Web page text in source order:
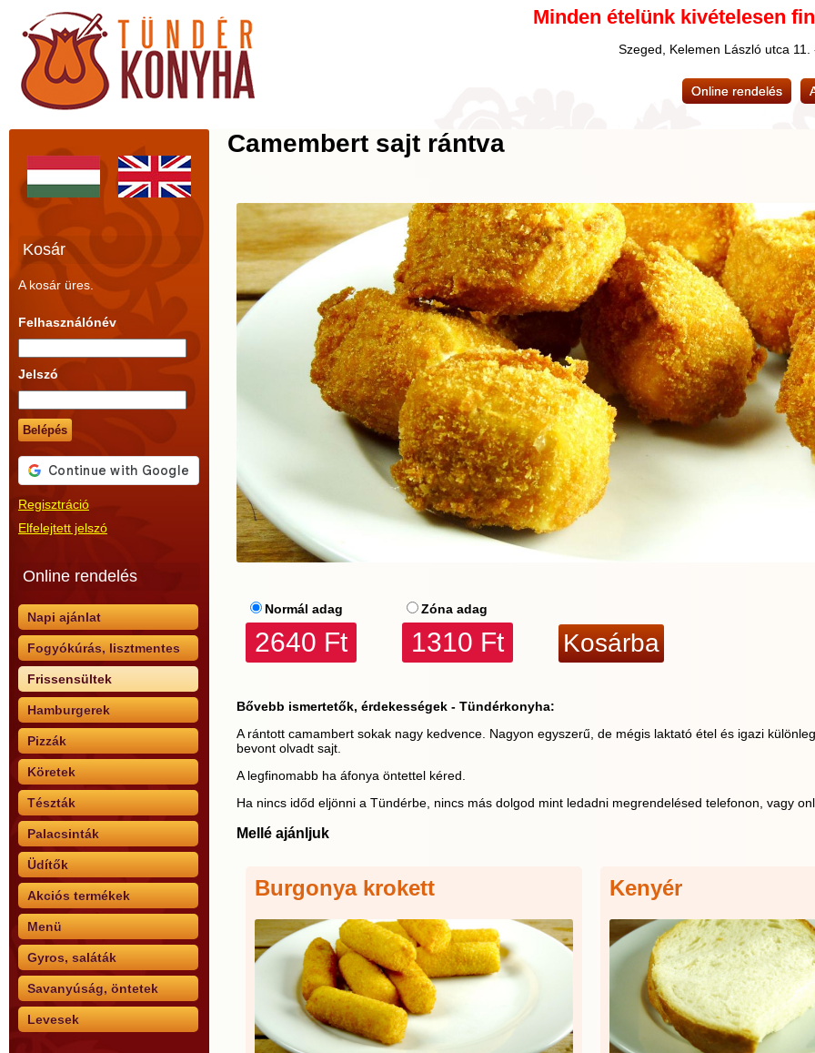
Minden ételünk kivételesen
Szeged, Kelemen László utca
Online rendelés
Kosár
A kosár üres.
Felhasználónév
Jelszó
Belépés
Regisztráció
Elfelejtett jelszó
Online rendelés
Napi ajánlat
Fogyókúrás, lisztmentes
Frissensültek
Hamburgerek
Pizzák
Köretek
Tészták
Palacsinták
Üdítők
Akciós termékek
Menü
Gyros, saláták
Savanyúság, öntetek
Levesek
Camembert sajt rántva
Normál adag
2640 Ft
Zóna adag
1310 Ft
Bővebb ismertetők, érdekességek - Tündérkonyha:
A rántott camambert sokak nagy kedvence. Nagyon egyszerű, de mégis laktató étel és igazi
bevont olvadt sajt.
A legfinomabb ha áfonya öntettel kéred.
Ha nincs időd eljönni a Tündérbe, nincs más dolgod mint ledadni megrendelésed telefonon, vagy
Mellé ajánljuk
Burgonya krokett Kenyér